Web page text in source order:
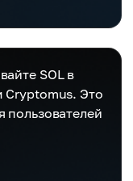
SOL в
Cryptomus. Это
пользователей